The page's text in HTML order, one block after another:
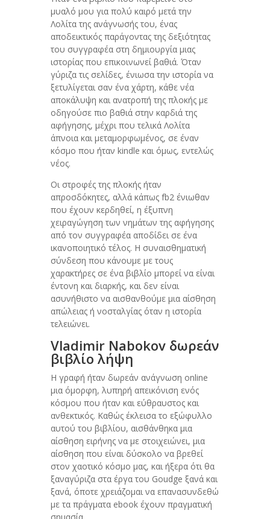
μυαλό μου για πολύ καιρό μετά την
Λολίτα της ανάγνωσής του, ένας
αποδεικτικός παράγοντας της δεξιότητας
του συγγραφέα στη δημιουργία μιας
ιστορίας που επικοινωνεί βαθιά. Όταν
γύριζα τις σελίδες, ένιωσα την ιστορία να
ξετυλίγεται σαν ένα χάρτη, κάθε νέα
αποκάλυψη και ανατροπή της πλοκής με
οδηγούσε πιο βαθιά στην καρδιά της
αφήγησης, μέχρι που τελικά Λολίτα
άπνοια και μεταμορφωμένος, σε έναν
κόσμο που ήταν kindle και όμως, εντελώς
νέος.
Οι στροφές της πλοκής ήταν
απροσδόκητες, αλλά κάπως fb2 ένιωθαν
που έχουν κερδηθεί, η έξυπνη
χειραγώγηση των νημάτων της αφήγησης
από τον συγγραφέα αποδίδει σε ένα
ικανοποιητικό τέλος. Η συναισθηματική
σύνδεση που κάνουμε με τους
χαρακτήρες σε ένα βιβλίο μπορεί να είναι
έντονη και διαρκής, και δεν είναι
ασυνήθιστο να αισθανθούμε μια αίσθηση
απώλειας ή νοσταλγίας όταν η ιστορία
τελειώνει.
Vladimir Nabokov δωρεάν
βιβλίο λήψη
Η γραφή ήταν δωρεάν ανάγνωση online
μια όμορφη, λυπηρή απεικόνιση ενός
κόσμου που ήταν και εύθραυστος και
ανθεκτικός. Καθώς έκλεισα το εξώφυλλο
αυτού του βιβλίου, αισθάνθηκα μια
αίσθηση ειρήνης να με στοιχειώνει, μια
αίσθηση που είναι δύσκολο να βρεθεί
στον χαοτικό κόσμο μας, και ήξερα ότι θα
ξαναγύριζα στα έργα του Goudge ξανά και
ξανά, όποτε χρειάζομαι να επανασυνδεθώ
με τα πράγματα ebook έχουν πραγματική